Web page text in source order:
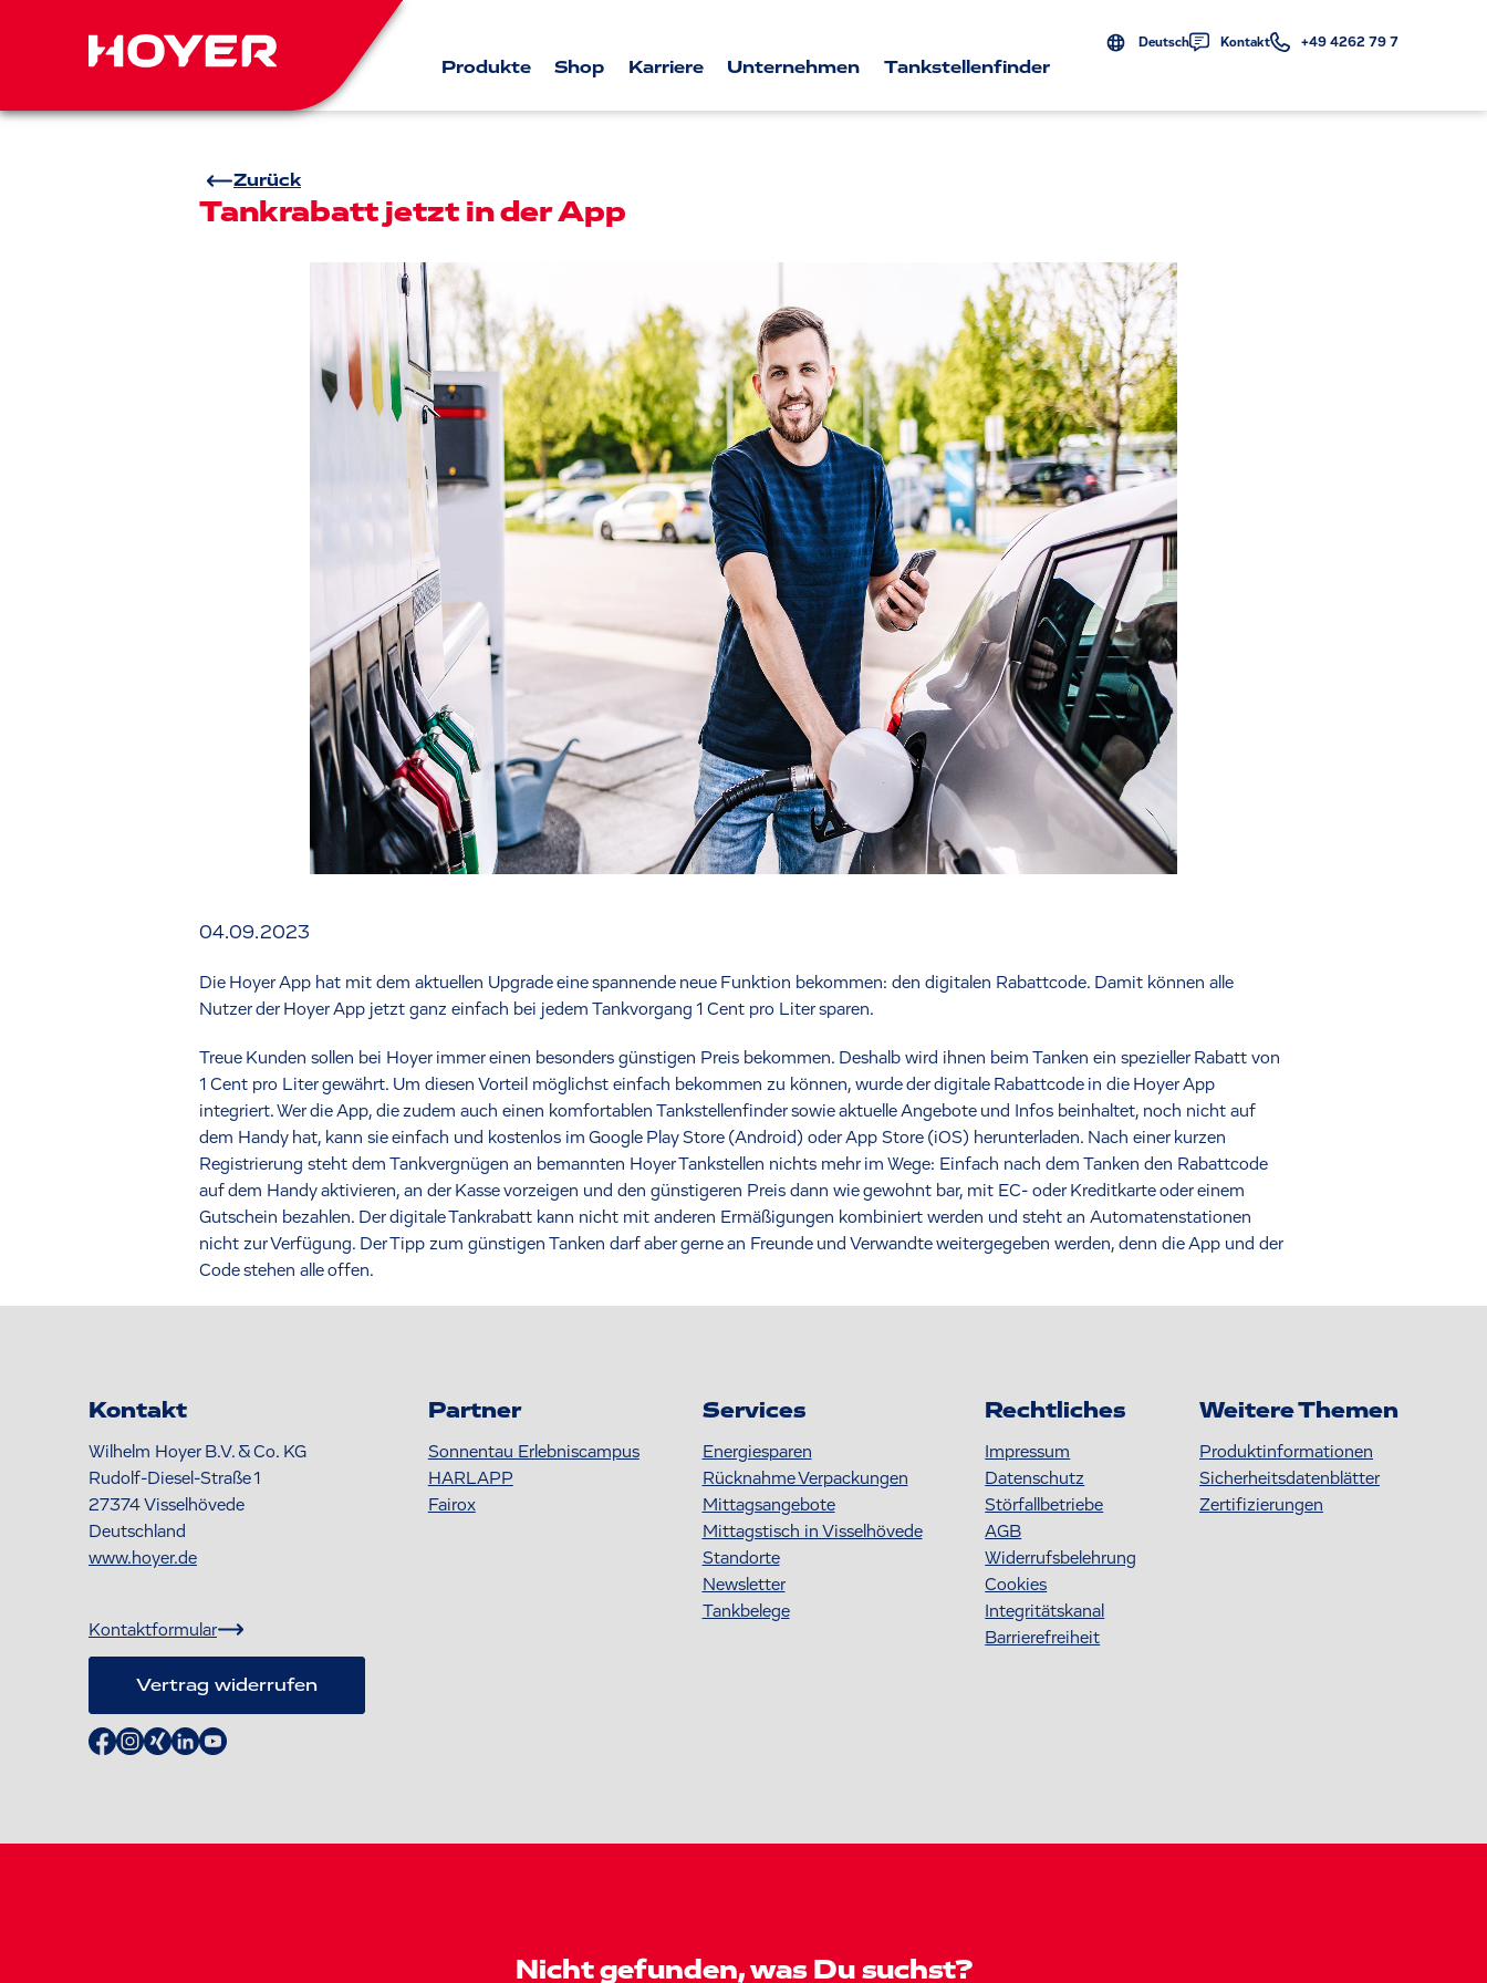
Deutsch Kontakt +49 4262 79 7
Produkte Shop Karriere Unternehmen Tankstellenfinder
Zurück
Tankrabatt jetzt in der App
04.09.2023
Die Hoyer App hat mit dem aktuellen Upgrade eine spannende neue Funktion bekommen: den digitalen Rabattcode. Damit können alle
Nutzer der Hoyer App jetzt ganz einfach bei jedem Tankvorgang 1 Cent pro Liter sparen.
Treue Kunden sollen bei Hoyer immer einen besonders günstigen Preis bekommen. Deshalb wird ihnen beim Tanken ein spezieller Rabatt von
1 Cent pro Liter gewährt. Um diesen Vorteil möglichst einfach bekommen zu können, wurde der digitale Rabattcode in die Hoyer App
integriert. Wer die App, die zudem auch einen komfortablen Tankstellenfinder sowie aktuelle Angebote und Infos beinhaltet, noch nicht auf
dem Handy hat, kann sie einfach und kostenlos im Google Play Store (Android) oder App Store (iOS) herunterladen. Nach einer kurzen
Registrierung steht dem Tankvergnügen an bemannten Hoyer Tankstellen nichts mehr im Wege: Einfach nach dem Tanken den Rabattcode
auf dem Handy aktivieren, an der Kasse vorzeigen und den günstigeren Preis dann wie gewohnt bar, mit EC- oder Kreditkarte oder einem
Gutschein bezahlen. Der digitale Tankrabatt kann nicht mit anderen Ermäßigungen kombiniert werden und steht an Automatenstationen
nicht zur Verfügung. Der Tipp zum günstigen Tanken darf aber gerne an Freunde und Verwandte weitergegeben werden, denn die App und der
Code stehen alle offen.
Kontakt
Wilhelm Hoyer B.V. & Co. KG
Rudolf-Diesel-Straße 1
27374Visselhövede
Deutschland
www.hoyer.de
Kontaktformular
Vertrag widerrufen
Partner
Sonnentau Erlebniscampus
HARLAPP
Fairox
Services
Energiesparen
Rücknahme Verpackungen
Mittagsangebote
Mittagstisch in Visselhövede
Standorte
Newsletter
Tankbelege
Rechtliches
Impressum
Datenschutz
Störfallbetriebe
AGB
Widerrufsbelehrung
Cookies
Integritätskanal
Barrierefreiheit
Weitere Themen
Produktinformationen
S icherheitsdatenblätter
Zertifizierungen
Nicht gefunden, was Du suchst?